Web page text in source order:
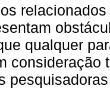
qualquer
consideração